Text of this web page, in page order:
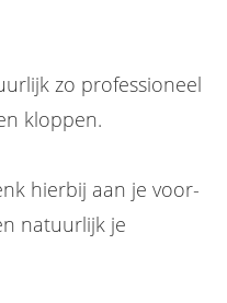
zo professioneel
kloppen.
hierbij aan je voor-
natuurlijk je